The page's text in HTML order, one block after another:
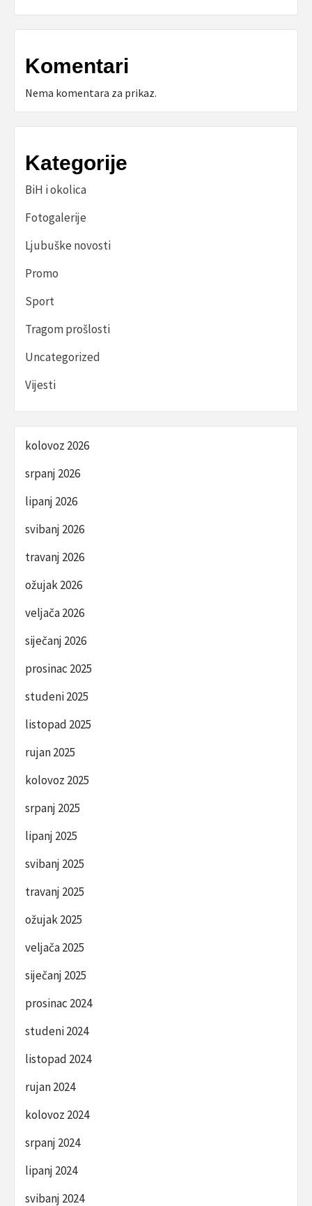
Komentari
Nema komentara za prikaz.
Kategorije
BiH i okolica
Fotogalerije
Ljubuške novosti
Promo
Sport
Tragom prošlosti
Uncategorized
Vijesti
kolovoz 2026
srpanj 2026
lipanj 2026
svibanj 2026
travanj 2026
ožujak 2026
veljača 2026
siječanj 2026
prosinac 2025
studeni 2025
listopad 2025
rujan 2025
kolovoz 2025
srpanj 2025
lipanj 2025
svibanj 2025
travanj 2025
ožujak 2025
veljača 2025
siječanj 2025
prosinac 2024
studeni 2024
listopad 2024
rujan 2024
kolovoz 2024
srpanj 2024
lipanj 2024
svibanj 2024